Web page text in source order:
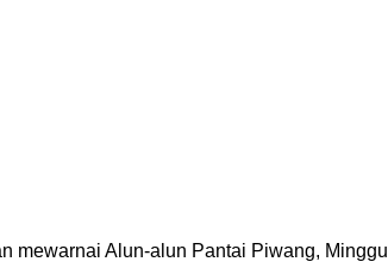
mewarnai Alun-alun Pantai Piwang, Minggu